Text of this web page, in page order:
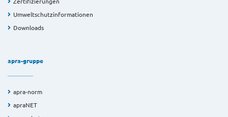
Umweltschutzinformationen
Downloads
apra-gruppe
apra-norm
apraNET